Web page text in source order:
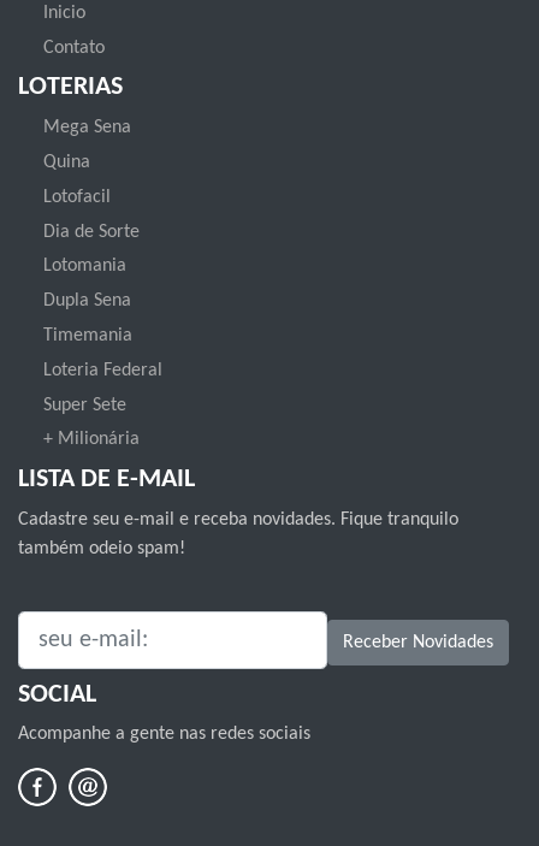
Inicio
Contato
LOTERIAS
Mega Sena
Quina
Lotofacil
Dia de Sorte
Lotomania
Dupla Sena
Timemania
Loteria Federal
Super Sete
+ Milionária
LISTA DE E-MAIL
Cadastre seu e-mail e receba novidades. Fique tranquilo
também odeio spam!
SEU E-MAIL: Receber Novidades
SOCIAL
Acompanhe a gente nas redes sociais